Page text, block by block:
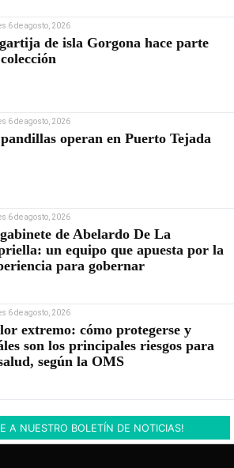
6 de agosto, 2026
de isla Gorgona hace parte
6 de agosto, 2026
operan en Puerto Tejada
6 de agosto, 2026
de Abelardo De La
un equipo que apuesta por la
para gobernar
6 de agosto, 2026
extremo: cómo protegerse y
son los principales riesgos para
según la OMS
A NUESTRO BOLETÍN DE NOTICIAS!